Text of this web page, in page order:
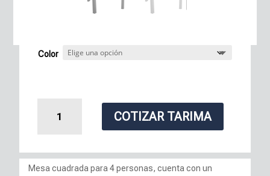
Color
México
COTIZAR TARIMA
Mesa cuadrada para 4 personas, cuenta con un